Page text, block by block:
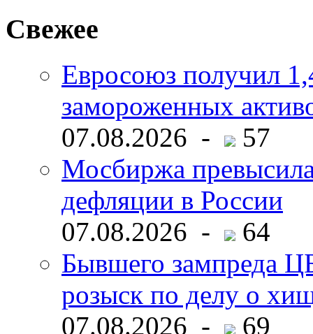
Свежее
Евросоюз получил
замороженных
07.08.2026 -
57
Мосбиржа
дефляции в России
07.08.2026 -
64
Бывшего зампреда
розыск по делу о
07.08.2026 -
69